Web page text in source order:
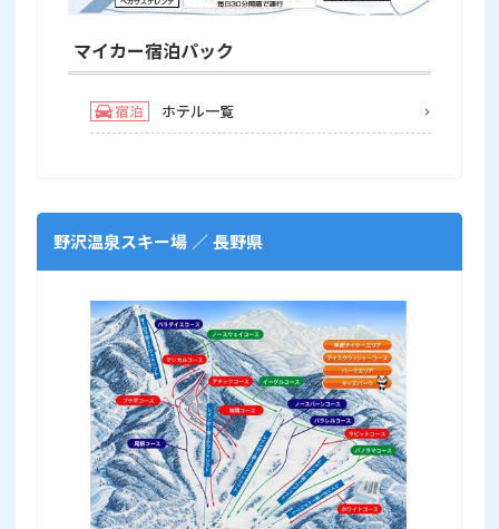
マイカー宿泊パック
ホテル一覧
野沢温泉スキー場 ／ 長野県